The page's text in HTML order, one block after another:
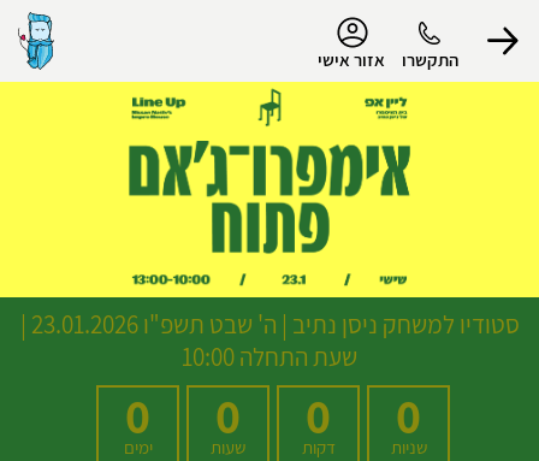
התקשרו אזור אישי
הפרופיל שלי
התנתק
סטודיו למשחק ניסן נתיב | ה' שבט תשפ"ו
23.01.2026 |
שעת התחלה 10:00
0
שניות
0
דקות
0
שעות
0
ימים